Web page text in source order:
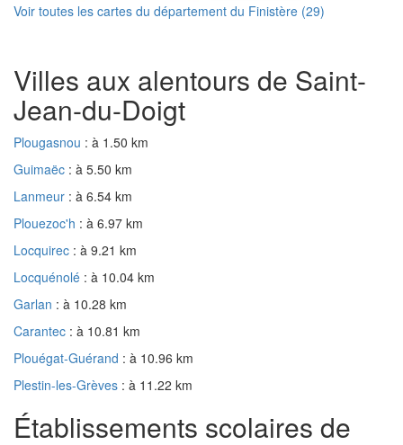
Voir toutes les cartes du département du Finistère (29)
Villes aux alentours de Saint-
Jean-du-Doigt
Plougasnou : à 1.50 km
Guimaëc : à 5.50 km
Lanmeur : à 6.54 km
Plouezoc'h : à 6.97 km
Locquirec : à 9.21 km
Locquénolé : à 10.04 km
Garlan : à 10.28 km
Carantec : à 10.81 km
Plouégat-Guérand : à 10.96 km
Plestin-les-Grèves : à 11.22 km
Établissements scolaires de